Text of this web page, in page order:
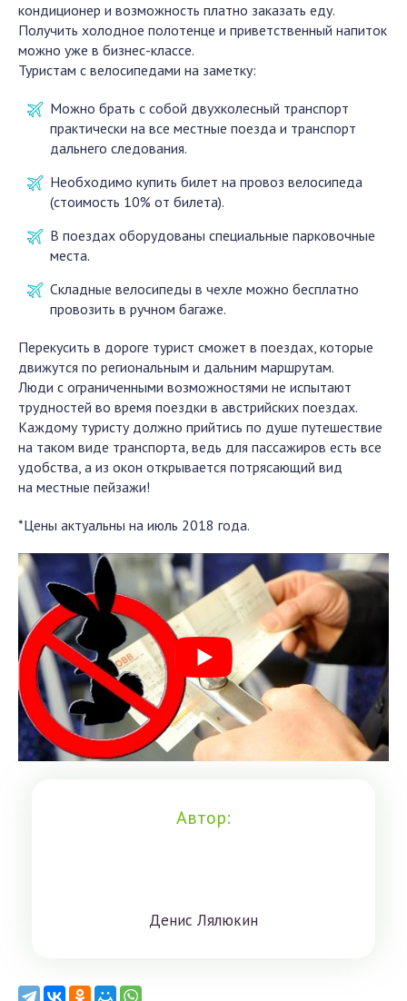
кондиционер и возможность платно заказать еду.
Получить холодное полотенце и приветственный напиток
можно уже в бизнес-классе.
Туристам с велосипедами на заметку:
Можно брать с собой двухколесный транспорт
практически на все местные поезда и транспорт
дальнего следования.
Необходимо купить билет на провоз велосипеда
(стоимость 10% от билета).
В поездах оборудованы специальные парковочные
места.
Складные велосипеды в чехле можно бесплатно
провозить в ручном багаже.
Перекусить в дороге турист сможет в поездах, которые
движутся по региональным и дальним маршрутам.
Люди с ограниченными возможностями не испытают
трудностей во время поездки в австрийских поездах.
Каждому туристу должно прийтись по душе путешествие
на таком виде транспорта, ведь для пассажиров есть все
удобства, а из окон открывается потрясающий вид
на местные пейзажи!
*Цены актуальны на июль 2018 года.
Автор:
Дeниc Лялюкин